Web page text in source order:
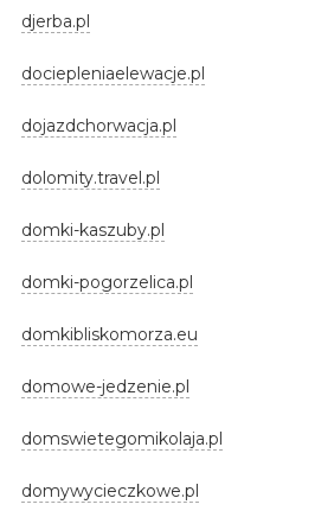
djerba.pl
dociepleniaelewacje.pl
dojazdchorwacja.pl
dolomity.travel.pl
domki-kaszuby.pl
domki-pogorzelica.pl
domkibliskomorza.eu
domowe-jedzenie.pl
domswietegomikolaja.pl
domywycieczkowe.pl